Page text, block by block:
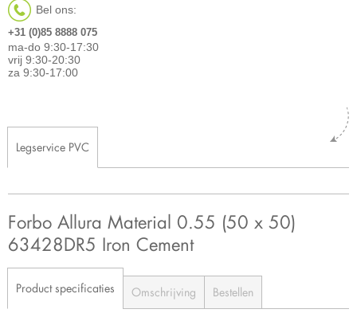
Bel ons:
+31 (0)85 8888 075
ma-do 9:30-17:30
vrij 9:30-20:30
za 9:30-17:00
Legservice PVC
Forbo Allura Material 0.55 (50 x 50)
63428DR5 Iron Cement
Product specificaties Omschrijving Bestellen